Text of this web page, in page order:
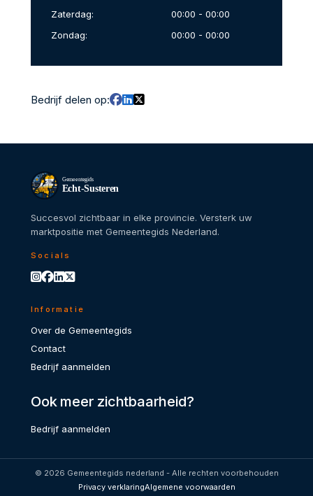
Zaterdag:
00:00 - 00:00
Zondag:
00:00 - 00:00
Bedrijf delen op:
Gemeentegids
Echt-Susteren
Succesvol zichtbaar in elke provincie. Versterk uw
marktpositie met Gemeentegids Nederland.
Socials
Informatie
Over de Gemeentegids
Contact
Bedrijf aanmelden
Ook meer zichtbaarheid?
Bedrijf aanmelden
© 2026 Gemeentegids nederland - Alle rechten voorbehouden
Privacy verklaringAlgemene voorwaarden